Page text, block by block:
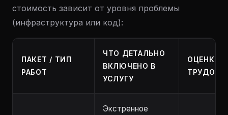
стоимость зависит от уровня проблемы
(инфраструктура или код):
ПАКЕТ / ТИП
РАБОТ
ЧТО ДЕТАЛЬНО
ВКЛЮЧЕНО В
УСЛУГУ
ОЦЕНКА
Экстренное